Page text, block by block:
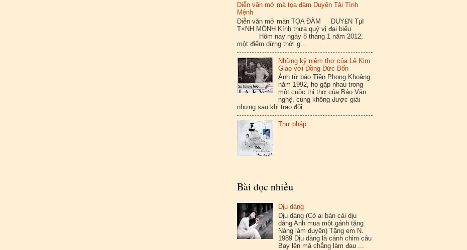
Diễn văn mở mà tọa đàm Duyên Tài Tình
Mệnh
Diễn văn mở màn TỌA ĐÀM DUY£N TµI
T×NH MÖNH Kính thưa quý vị đại biểu
Hôm nay ngày 8 tháng 1 năm 2012,
một điểm dừng thời g...
Những kỷ niệm thơ của Lê Kim
Giao với Đồng Đức Bốn
Ảnh từ báo Tiền Phong Khoảng
năm 1992, họ gặp nhau trong
một cuộc thi thơ của Báo Văn
nghệ, cùng không được giải
nhưng sau khi trao đổi ...
Thư pháp
Bài đọc nhiều
Dịu dàng
Dịu dàng (Có ai bán cái dịu
dàng Anh mua một gánh tặng
Nàng làm duyên) Tặng em N.
1989 Dịu dàng là cánh chim câu
Bay lên mà chẳng làm đau ...